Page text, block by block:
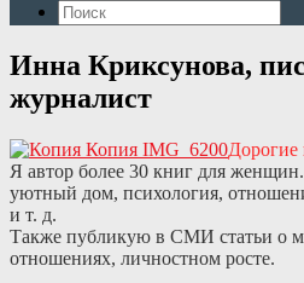
Инна Криксунова,
журналист
Дорогие
Я автор более 30 книг для
уютный дом, психология,
и т. д.
Также публикую в СМИ статьи о
отношениях, личностном росте.